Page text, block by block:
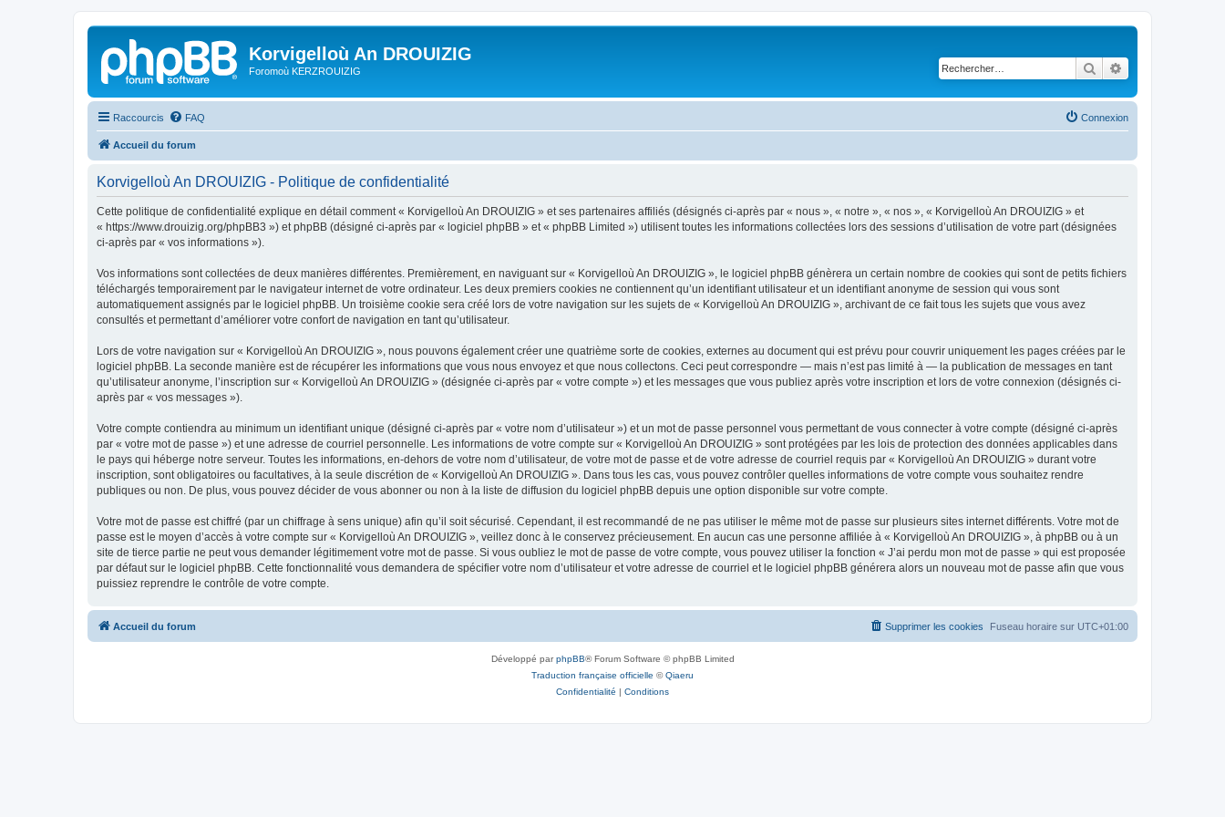
Korvigelloù An DROUIZIG
Foromoù KERZROUIZIG Rechercher
Raccourcis FAQ Connexion
Accueil du forum
Korvigelloù An DROUIZIG - Politique de confidentialité
Cette politique de confidentialité explique en détail comment « Korvigelloù An DROUIZIG » et ses partenaires affiliés (désignés ci-après par « nous », « notre », « nos », « Korvigelloù An DROUIZIG » et
« https://www.drouizig.org/phpBB3 ») et phpBB (désigné ci-après par « logiciel phpBB » et « phpBB Limited ») utilisent toutes les informations collectées lors des sessions d’utilisation de votre part (désignées
ci-après par « vos informations »).
Vos informations sont collectées de deux manières différentes. Premièrement, en naviguant sur « Korvigelloù An DROUIZIG », le logiciel phpBB génèrera un certain nombre de cookies qui sont de petits fichiers
téléchargés temporairement par le navigateur internet de votre ordinateur. Les deux premiers cookies ne contiennent qu’un identifiant utilisateur et un identifiant anonyme de session qui vous sont
automatiquement assignés par le logiciel phpBB. Un troisième cookie sera créé lors de votre navigation sur les sujets de « Korvigelloù An DROUIZIG », archivant de ce fait tous les sujets que vous avez
consultés et permettant d’améliorer votre confort de navigation en tant qu’utilisateur.
Lors de votre navigation sur « Korvigelloù An DROUIZIG », nous pouvons également créer une quatrième sorte de cookies, externes au document qui est prévu pour couvrir uniquement les pages créées par le
logiciel phpBB. La seconde manière est de récupérer les informations que vous nous envoyez et que nous collectons. Ceci peut correspondre — mais n’est pas limité à — la publication de messages en tant
qu’utilisateur anonyme, l’inscription sur « Korvigelloù An DROUIZIG » (désignée ci-après par « votre compte ») et les messages que vous publiez après votre inscription et lors de votre connexion (désignés ci-
après par « vos messages »).
Votre compte contiendra au minimum un identifiant unique (désigné ci-après par « votre nom d’utilisateur ») et un mot de passe personnel vous permettant de vous connecter à votre compte (désigné ci-après
par « votre mot de passe ») et une adresse de courriel personnelle. Les informations de votre compte sur « Korvigelloù An DROUIZIG » sont protégées par les lois de protection des données applicables dans
le pays qui héberge notre serveur. Toutes les informations, en-dehors de votre nom d’utilisateur, de votre mot de passe et de votre adresse de courriel requis par « Korvigelloù An DROUIZIG » durant votre
inscription, sont obligatoires ou facultatives, à la seule discrétion de « Korvigelloù An DROUIZIG ». Dans tous les cas, vous pouvez contrôler quelles informations de votre compte vous souhaitez rendre
publiques ou non. De plus, vous pouvez décider de vous abonner ou non à la liste de diffusion du logiciel phpBB depuis une option disponible sur votre compte.
Votre mot de passe est chiffré (par un chiffrage à sens unique) afin qu’il soit sécurisé. Cependant, il est recommandé de ne pas utiliser le même mot de passe sur plusieurs sites internet différents. Votre mot de
passe est le moyen d’accès à votre compte sur « Korvigelloù An DROUIZIG », veillez donc à le conservez précieusement. En aucun cas une personne affiliée à « Korvigelloù An DROUIZIG », à phpBB ou à un
site de tierce partie ne peut vous demander légitimement votre mot de passe. Si vous oubliez le mot de passe de votre compte, vous pouvez utiliser la fonction « J’ai perdu mon mot de passe » qui est proposée
par défaut sur le logiciel phpBB. Cette fonctionnalité vous demandera de spécifier votre nom d’utilisateur et votre adresse de courriel et le logiciel phpBB générera alors un nouveau mot de passe afin que vous
puissiez reprendre le contrôle de votre compte.
Accueil du forum Fuseau horaire sur UTC+01:00
Supprimer les cookies
Développé parphpBB® Forum Software © phpBB Limited
Traduction française officielle ©Qiaeru
Confidentialité | Conditions